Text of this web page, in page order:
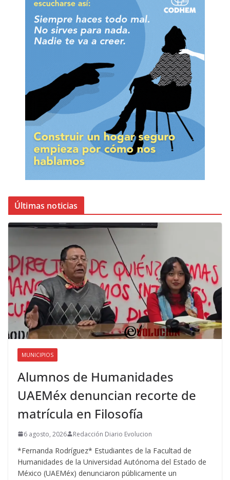
Últimas noticias
MUNICIPIOS
Alumnos de Humanidades
UAEMéx denuncian recorte de
matrícula en Filosofía
6 agosto, 2026 Redacción Diario Evolucion
*Fernanda Rodríguez* Estudiantes de la Facultad de
Humanidades de la Universidad Autónoma del Estado de
México (UAEMéx) denunciaron públicamente un